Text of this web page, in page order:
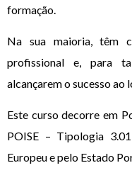
formação.
Na sua maioria, têm
profissional e, para
alcançarem o sucesso ao
Este curso decorre em
POISE – Tipologia
Europeu e pelo Estado